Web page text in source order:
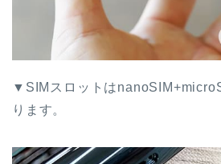
▼SIMスロットは
ります。